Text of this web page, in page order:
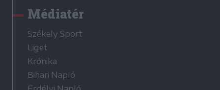
Médiatér
Székely Sport
Liget
Krónika
Bihari Napló